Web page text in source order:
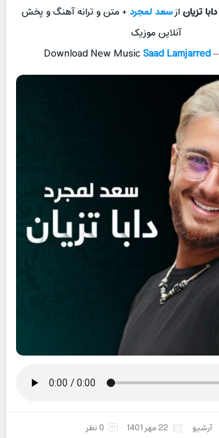
دابا تزیانازسعد لمجرد+ متن و ترانه آهنگ و پخش
آنلاین موزیک
Download New MusicSaad Lamjarred–
آرشیو 22 مهر 1401 0 نظر